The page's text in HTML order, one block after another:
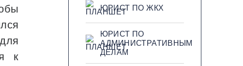
к
ЮРИСТ ПО ЖКХ
ЮРИСТ ПО
АДМИНИСТРАТИВНЫМ
ДЕЛАМ